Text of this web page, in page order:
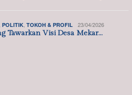
POLITIK TOKOH & PROFIL 23/04/2026
Tawarkan Visi Desa Mekar…